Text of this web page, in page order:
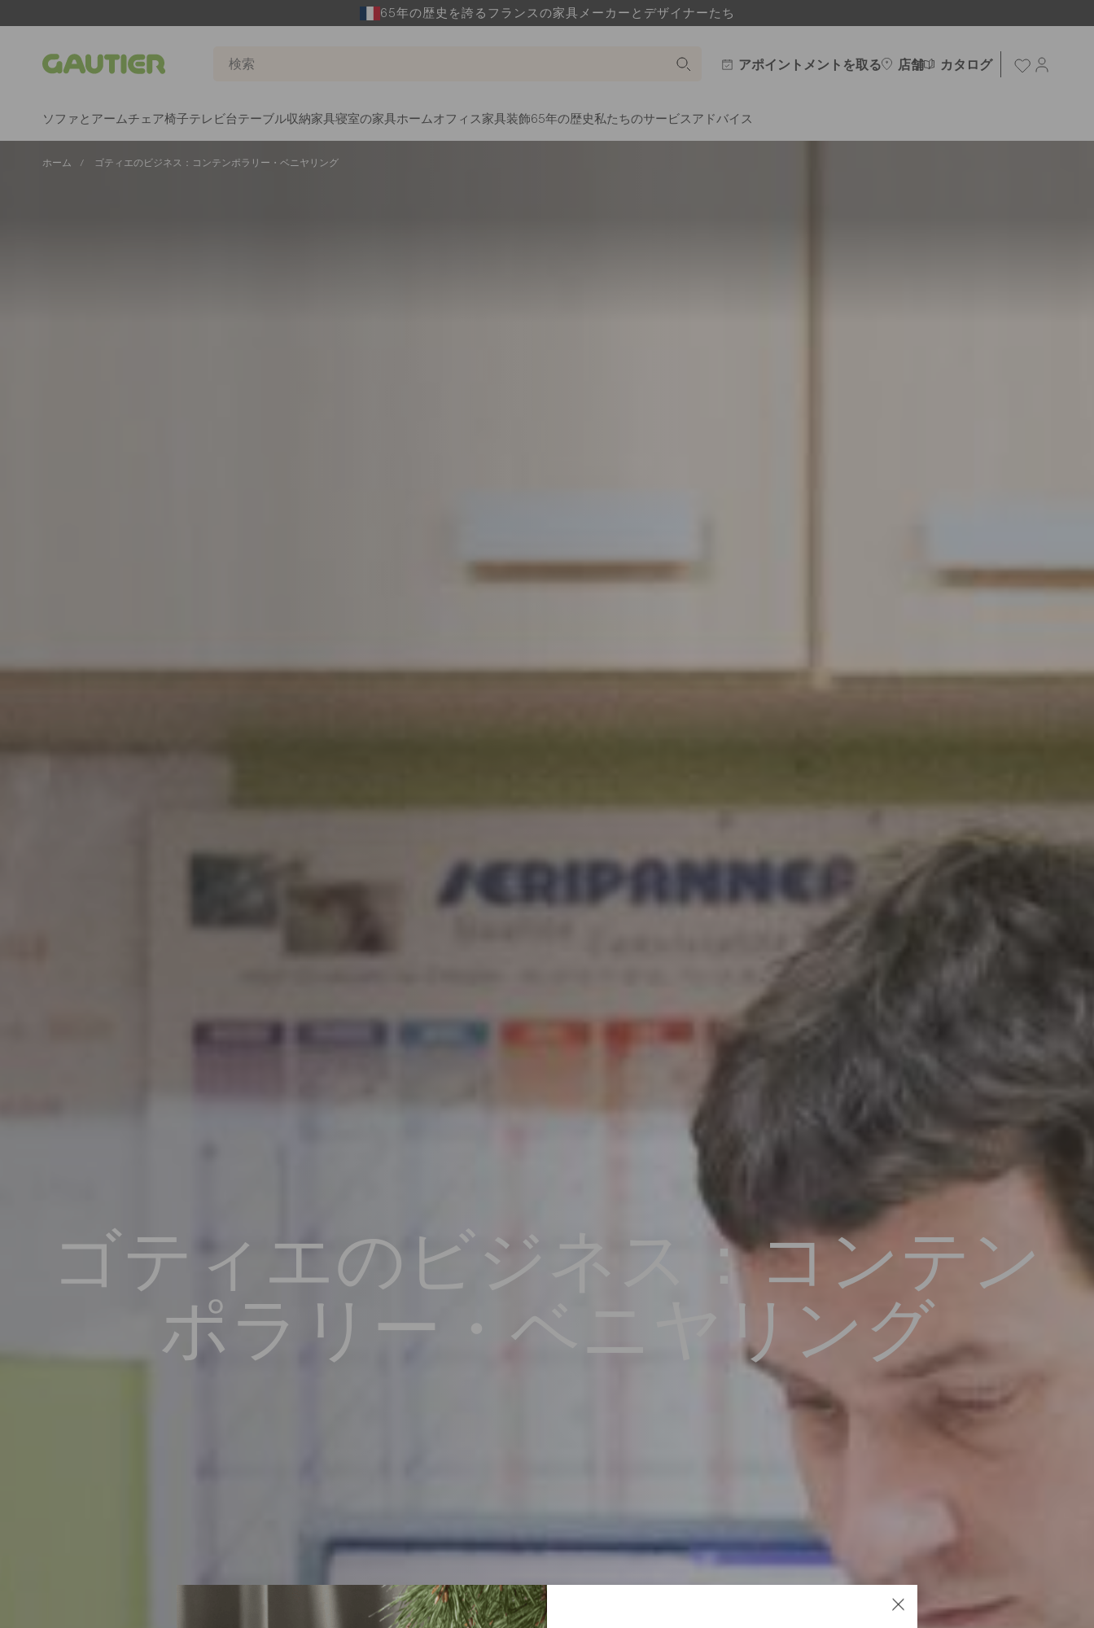
65年の歴史を誇るフランスの家具メーカーとデザイナーたち
Gautier アポイントメントを取る 店舗 カタログ
ソファとアームチェア椅子テレビ台 テーブル収納家具寝室の家具ホームオフィス家具装飾65年の歴史私たちのサービス アドバイス
ホーム ゴティエのビジネス：コンテンポラリー・ベニヤリング
ゴティエのビジネス：コンテン
ポラリー・ベニヤリング